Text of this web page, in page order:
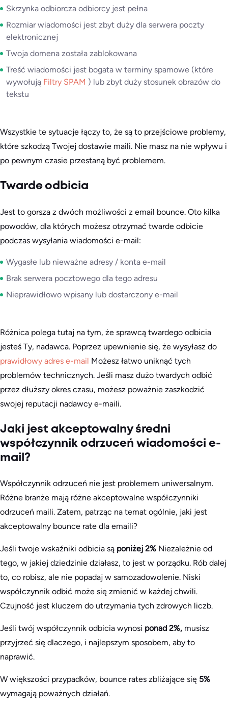
Skrzynka odbiorcza odbiorcy jest pełna
Rozmiar wiadomości jest zbyt duży dla serwera poczty
elektronicznej
Twoja domena została zablokowana
Treść wiadomości jest bogata w terminy spamowe (które
wywołują Filtry SPAM ) lub zbyt duży stosunek obrazów do
tekstu
Wszystkie te sytuacje łączy to, że są to przejściowe problemy,
które szkodzą Twojej dostawie maili. Nie masz na nie wpływu i
po pewnym czasie przestaną być problemem.
Twarde odbicia
Jest to gorsza z dwóch możliwości z email bounce. Oto kilka
powodów, dla których możesz otrzymać twarde odbicie
podczas wysyłania wiadomości e-mail:
Wygasłe lub nieważne adresy / konta e-mail
Brak serwera pocztowego dla tego adresu
Nieprawidłowo wpisany lub dostarczony e-mail
Różnica polega tutaj na tym, że sprawcą twardego odbicia
jesteś Ty, nadawca. Poprzez upewnienie się, że wysyłasz do
prawidłowy adres e-mail Możesz łatwo uniknąć tych
problemów technicznych. Jeśli masz dużo twardych odbić
przez dłuższy okres czasu, możesz poważnie zaszkodzić
swojej reputacji nadawcy e-maili.
Jaki jest akceptowalny średni
współczynnik odrzuceń wiadomości e-
mail?
Współczynnik odrzuceń nie jest problemem uniwersalnym.
Różne branże mają różne akceptowalne współczynniki
odrzuceń maili. Zatem, patrząc na temat ogólnie, jaki jest
akceptowalny bounce rate dla emaili?
Jeśli twoje wskaźniki odbicia są poniżej 2% Niezależnie od
tego, w jakiej dziedzinie działasz, to jest w porządku. Rób dalej
to, co robisz, ale nie popadaj w samozadowolenie. Niski
współczynnik odbić może się zmienić w każdej chwili.
Czujność jest kluczem do utrzymania tych zdrowych liczb.
Jeśli twój współczynnik odbicia wynosi ponad 2%, musisz
przyjrzeć się dlaczego, i najlepszym sposobem, aby to
naprawić.
W większości przypadków, bounce rates zbliżające się 5%
wymagają poważnych działań.